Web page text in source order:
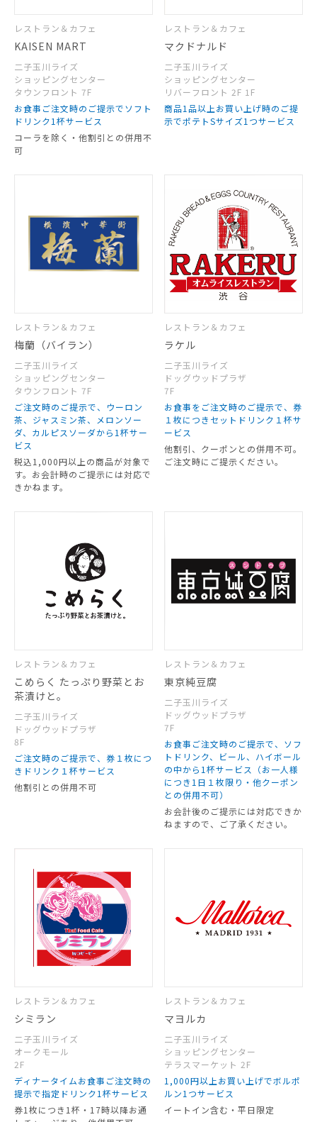
レストラン＆カフェ
KAISEN MART
二子玉川ライズ
ショッピングセンター
タウンフロント 7F
お食事ご注文時のご提示でソフト
ドリンク1杯サービス
コーラを除く・他割引との併用不
可
レストラン＆カフェ
マクドナルド
二子玉川ライズ
ショッピングセンター
リバーフロント 2F 1F
商品1品以上お買い上げ時のご提
示でポテトSサイズ1つサービス
レストラン＆カフェ
梅蘭（バイラン）
二子玉川ライズ
ショッピングセンター
タウンフロント 7F
ご注文時のご提示で、ウーロン
茶、ジャスミン茶、メロンソー
ダ、カルピスソーダから1杯サー
ビス
税込1,000円以上の商品が対象で
す。お会計時のご提示には対応で
きかねます。
レストラン＆カフェ
ラケル
二子玉川ライズ
ドッグウッドプラザ
7F
お食事をご注文時のご提示で、券
１枚につきセットドリンク１杯サ
ービス
他割引、クーポンとの併用不可。
ご注文時にご提示ください。
レストラン＆カフェ
こめらく たっぷり野菜とお
茶漬けと。
二子玉川ライズ
ドッグウッドプラザ
8F
ご注文時のご提示で、券１枚につ
きドリンク１杯サービス
他割引との併用不可
レストラン＆カフェ
東京純豆腐
二子玉川ライズ
ドッグウッドプラザ
7F
お食事ご注文時のご提示で、ソフ
トドリンク、ビール、ハイボール
の中から1杯サービス（お一人様
につき1日１枚限り・他クーポン
との併用不可）
お会計後のご提示には対応できか
ねますので、ご了承ください。
レストラン＆カフェ
シミラン
二子玉川ライズ
オークモール
2F
ディナータイムお食事ご注文時の
提示で指定ドリンク1杯サービス
券1枚につき1杯・17時以降お通
レストラン＆カフェ
マヨルカ
二子玉川ライズ
ショッピングセンター
テラスマーケット 2F
1,000円以上お買い上げでボルポ
ルン1つサービス
イートイン含む・平日限定